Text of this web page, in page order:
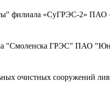
филиала «СуГРЭС-2»
"Смоленска ГРЭС" ПАО
очистных сооружений